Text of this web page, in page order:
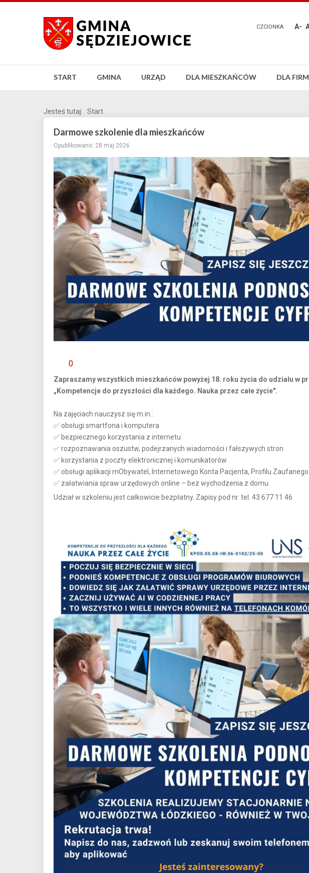
CZCIONKA A-
START GMINA URZĄD DLA MIESZKAŃCÓW DLA FIRM
Jesteś tutaj: Start
Darmowe szkolenie dla mieszkańców
Opublikowano: 28 maj 2026
0
Zapraszamy wszystkich mieszkańców powyżej 18. roku życia do udziału w
„Kompetencje do przyszłości dla każdego. Nauka przez całe życie".
Na zajęciach nauczysz się m.in.:
✅ obsługi smartfona i komputera
✅ bezpiecznego korzystania z internetu
✅ rozpoznawania oszustw, podejrzanych wiadomości i fałszywych stron
✅ korzystania z poczty elektronicznej i komunikatorów
✅ obsługi aplikacji mObywatel, Internetowego Konta Pacjenta, Profilu Zaufanego
✅ załatwiania spraw urzędowych online – bez wychodzenia z domu
Udział w szkoleniu jest całkowicie bezpłatny. Zapisy pod nr. tel. 43 677 11 46